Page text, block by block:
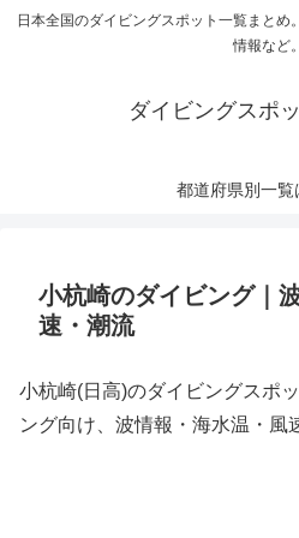
日本全国のダイビングスポット一覧まとめ
情報など。
ダイビングスポ
都道府県別一覧
小杭崎のダイビング｜
速・潮流
小杭崎(日高)のダイビングスポ
ング向け、波情報・海水温・風